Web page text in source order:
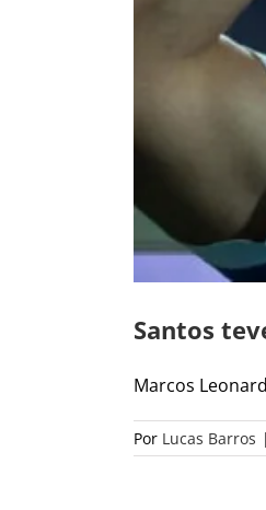
Santos
Marcos
Por Lucas Barros |